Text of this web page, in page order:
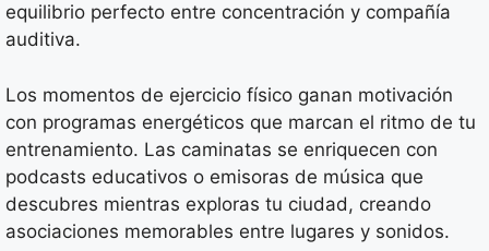
equilibrio perfecto entre concentración y compañía
auditiva.
Los momentos de ejercicio físico ganan motivación
con programas energéticos que marcan el ritmo de tu
entrenamiento. Las caminatas se enriquecen con
podcasts educativos o emisoras de música que
descubres mientras exploras tu ciudad, creando
asociaciones memorables entre lugares y sonidos.